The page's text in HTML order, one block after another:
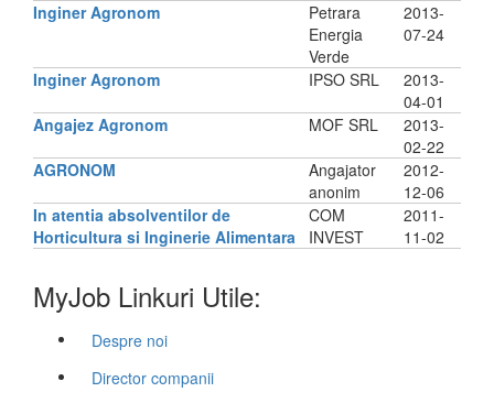
Inginer Agronom
Petrara
Energia
Verde
2013-
07-24
Inginer Agronom IPSO SRL
2013-
04-01
Angajez Agronom
MOF SRL
2013-
02-22
AGRONOM
Angajator
anonim
2012-
12-06
In atentia absolventilor de
Horticultura si Inginerie Alimentara
COM
INVEST
2011-
11-02
MyJob Linkuri Utile:
Despre noi
Director companii